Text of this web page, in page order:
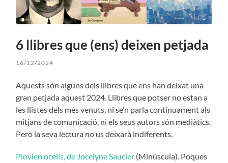
6 llibres que (ens) deixen petjada
16/12/2024
Aquests són alguns dels llibres que ens han deixat una
gran petjada aquest 2024. Llibres que potser no estan a
les llistes dels més venuts, ni se’n parla contínuament als
mitjans de comunicació, ni els seus autors són mediàtics.
Però la seva lectura no us deixarà indiferents.
Plovien ocells, de Jocelyne Saucier (Minúscula). Poques